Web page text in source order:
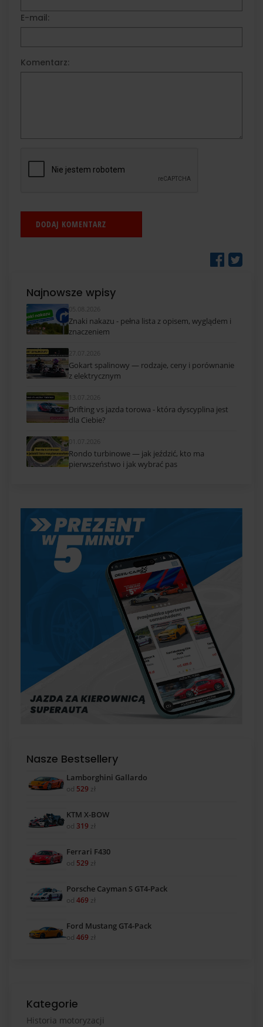
E-mail:
Komentarz:
Najnowsze wpisy
05.08.2026
Znaki nakazu - pełna lista z opisem, wyglądem i
znaczeniem
27.07.2026
Gokart spalinowy — rodzaje, ceny i porównanie
z elektrycznym
13.07.2026
Drifting vs jazda torowa - która dyscyplina jest
dla Ciebie?
01.07.2026
Rondo turbinowe — jak jeździć, kto ma
pierwszeństwo i jak wybrać pas
Nasze Bestsellery
Lamborghini Gallardo
od 529 zł
KTM X-BOW
od 319 zł
Ferrari F430
od 529 zł
Porsche Cayman S GT4-Pack
od 469 zł
Ford Mustang GT4-Pack
od 469 zł
Kategorie
Historia motoryzacji